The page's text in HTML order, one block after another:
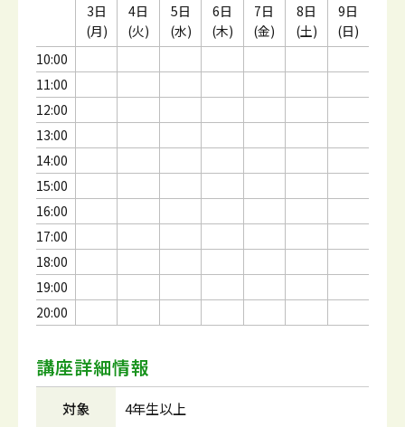
10:00
11:00
12:00
13:00
14:00
15:00
16:00
17:00
18:00
19:00
20:00
3日
(月)
4日
(火)
5日
(水)
6日
(木)
7日
(金)
8日
(土)
9日
(日)
講座詳細情報
対象 4年生以上